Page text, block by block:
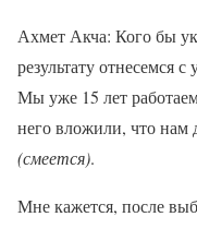
Ахмет Акча: Кого бы
результату отнесемся
Мы уже 15 лет
него вложили, что нам
(смеется).
Мне кажется, после